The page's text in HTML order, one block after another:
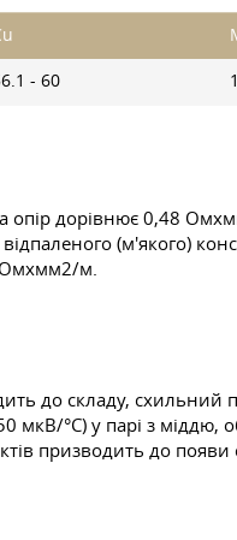
- 60
опір дорівнює 0,48
(м'якого)
Омxмм2/м.
до складу, схильний
мкВ/°С) у парі з
призводить до появи